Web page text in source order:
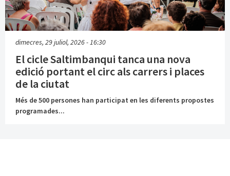
dimecres, 29 juliol, 2026 - 16:30
El cicle Saltimbanqui tanca una nova
edició portant el circ als carrers i places
de la ciutat
Més de 500 persones han participat en les diferents propostes
programades...